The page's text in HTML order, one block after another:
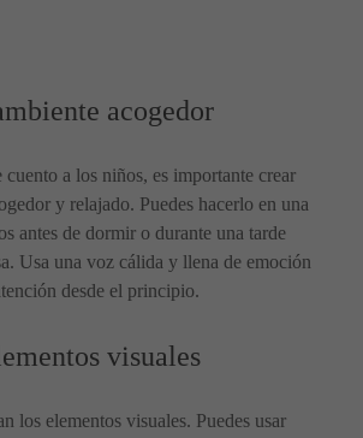
acogedor
cuento a los niños, es importante crear
y relajado. Puedes hacerlo en una
antes de dormir o durante una tarde
Usa una voz cálida y llena de emoción
desde el principio.
visuales
los elementos visuales. Puedes usar